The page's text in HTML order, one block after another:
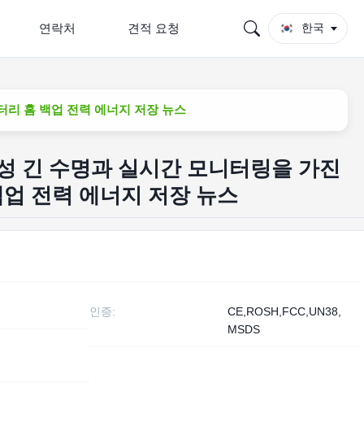
연락처 견적 요청 한국
리 홈 백업 전력 에너지 저장 뉴스
긴 수명과 실시간 모니터링을 가진
전력 에너지 저장 뉴스
인증:
CE,ROSH,FCC,UN38,
MSDS